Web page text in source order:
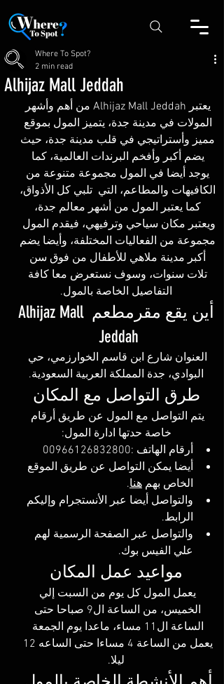
Alhijaz Mall Jeddah
Where To Spot?
2 min read
يعتبر Alhijaz Mall Jeddah من أهم وأشهر
المولات في مدينة جدة، يتميز المول بموقع
مميز وأستراتيجي في قلب مدينة جدة، حيث
يضم أكبر وأفخم البرندات العالمية، كما
يوجد أيضا في المول مجموعة متنوعة من
الكافيهات والمطاعم، التي  تلبي كل الأذواق،
كما يعتبر المول من أشهر معالم جدة،
ويعتبر مكان سياحي وترفيهي، فيقدم المول
مجموعة من الفعاليات المختلفة، وأيضا يضم
أكبر مدينة ملاهي للأطفال من فوق سن
تلات سنوات، وسوف نستعرض معا كافة
التفاصيل الخاصة بالمول.
أين يقع مقرمطعم Alhijaz Mall
Jeddah
العنوان شارع ابن قاسم الخوارزمي، حي
البوادي، جدة المملكة العربية السعودية.
طرق التواصل مع المكان
يتم التواصل مع المول عن طريق أرقام
خاصة حدتها ادارة المول:
أرقام الهاتف :00966126832800
أيضا يمكن التواصل عن طريق الموقع
الخاص بهم هنا.
والتواصل أيضا عبر الأنستجرام وإليكم
الرابط.
والتواصل عبر الصفحة الرسمية لهم
علي الفيس بوك.
مواعيد عمل المكان
يعمل المول كل يوم من السبت إلي
الخميس، من الساعة ال9 صباحا حتى
الساعة ال11 مساء، ماعدا يوم الجمعة
ليلا.